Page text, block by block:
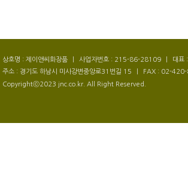
상호명 : 제이앤씨화장품 사업자번호 : 215-86-28109
대표
주소 : 경기도 하남시 미사강변중앙로31번길 15
FAX : 02-
Copyrightⓒ2023 jnc.co.kr. All Right Reserved.